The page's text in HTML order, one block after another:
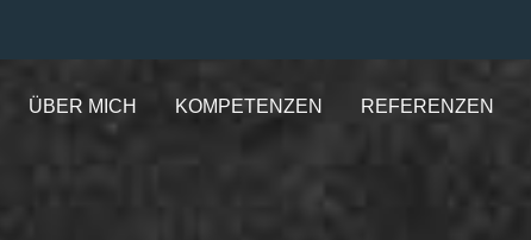
ÜBER MICH KOMPETENZEN REFERENZEN